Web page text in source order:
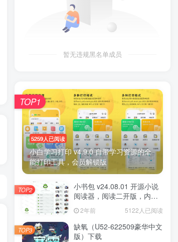
暂无违规黑名单成员
5259人已阅读
小白学习打印 v4.9.0 自带学习资源的全
能打印工具，会员解锁版
TOP1
小书包 v24.08.01 开源小说
阅读器，阅读二开版，内置
源小说
2年前 5122人已阅读
TOP2
缺氧（U52-622509豪华中文
版）下载
TOP3